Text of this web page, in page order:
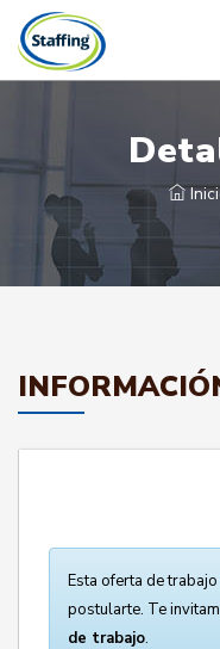
Esta oferta de
postularte. Te
de trabajo.